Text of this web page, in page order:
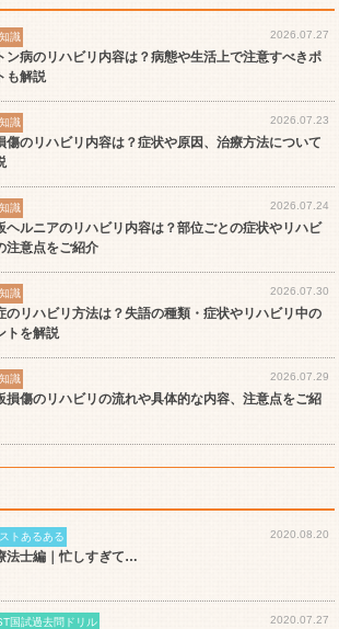
識 2026.07.27
ン病のリハビリ内容は？病態や生活上で注意すべきポ
も解説
識 2026.07.23
傷のリハビリ内容は？症状や原因、治療方法について
識 2026.07.24
ヘルニアのリハビリ内容は？部位ごとの症状やリハビ
注意点をご紹介
識 2026.07.30
のリハビリ方法は？失語の種類・症状やリハビリ中の
トを解説
識 2026.07.29
損傷のリハビリの流れや具体的な内容、注意点をご紹
トあるある 2020.08.20
法士編｜忙しすぎて…
国試過去問ドリル 2020.07.27